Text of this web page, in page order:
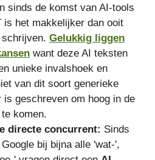
sinds de komst van AI-tools
is het makkelijker dan ooit
Gelukkig liggen
want deze AI teksten
unieke invalshoek en
van dit soort generieke
is geschreven om hoog in de
komen.
directe concurrent: Sinds
bij bijna alle 'wat-',